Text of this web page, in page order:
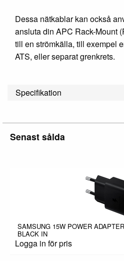
Dessa nätkablar kan också
ansluta din APC Rack-Mount
till en strömkälla, till exempel
ATS, eller separat grenkrets.
Specifikation
Senast sålda
SAMSUNG 15W POWER
BLACK IN
Logga in för pris